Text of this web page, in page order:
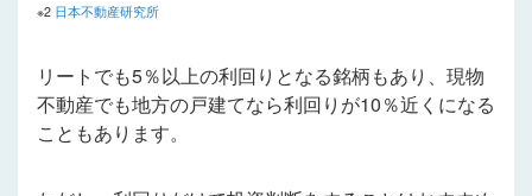
※2 日本不動産研究所
リートでも5％以上の利回りとなる銘柄もあり、現物
不動産でも地方の戸建てなら利回りが10％近くになる
こともあります。